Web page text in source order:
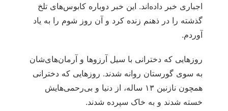
اجباری خبر داده‌اند. این خبر دوباره کابوس‌های تلخ
گذشته را در ذهنم زنده کرد و آن روز شوم را به یاد
آوردم.
روزهایی که دخترانی با سیل آرزوها و آرمان‌های‌شان
به سوی گورستان روانه شدند. روزهایی که دخترانی
همچون نازنین ۱۳ ساله، از دنیا و بی‌رحمی‌هایش
خسته شدند و به خاک سپرده شدند.